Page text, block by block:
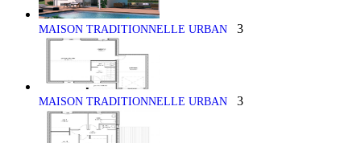
MAISON TRADITIONNELLE URBAN 3
MAISON TRADITIONNELLE URBAN 3